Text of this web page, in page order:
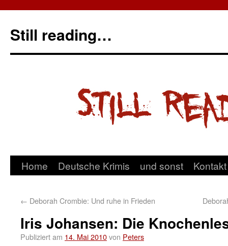
Still reading…
Home Deutsche Krimis und sonst Kontakt
← Deborah Crombie: Und ruhe in Frieden
Iris Johansen: Die
Publiziert am 14. Mai 2010von Peters